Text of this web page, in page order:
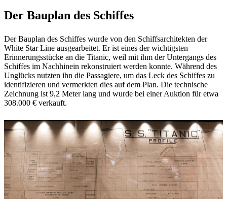
Der Bauplan des Schiffes
Der Bauplan des Schiffes wurde von den Schiffsarchitekten der
White Star Line ausgearbeitet. Er ist eines der wichtigsten
Erinnerungsstücke an die Titanic, weil mit ihm der Untergangs des
Schiffes im Nachhinein rekonstruiert werden konnte. Während des
Unglücks nutzten ihn die Passagiere, um das Leck des Schiffes zu
identifizieren und vermerkten dies auf dem Plan. Die technische
Zeichnung ist 9,2 Meter lang und wurde bei einer Auktion für etwa
308.000 € verkauft.